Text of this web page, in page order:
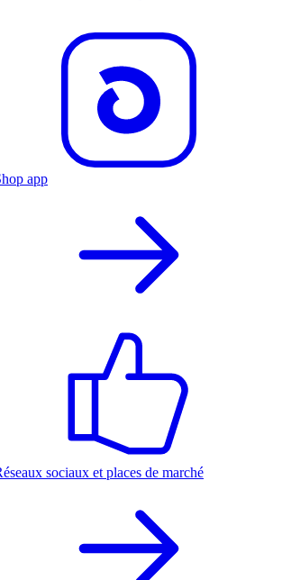
app
sociaux et places de marché